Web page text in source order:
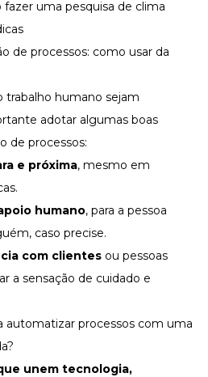
fazer uma pesquisa de clima
de processos: como usar da
trabalho humano sejam
adotar algumas boas
de processos:
e próxima, mesmo em
humano, para a pessoa
caso precise.
com clientes ou pessoas
a sensação de cuidado e
automatizar processos com uma
unem tecnologia,